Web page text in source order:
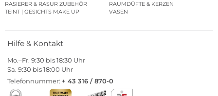
RASIERER & RASUR ZUBEHÖR
RAUMDÜFTE & KERZEN
TEINT | GESICHTS MAKE UP
VASEN
Hilfe & Kontakt
Mo.–Fr. 9:30 bis 18:30 Uhr
Sa. 9:30 bis 18:00 Uhr
Telefonnummer: + 43 316 / 870-0